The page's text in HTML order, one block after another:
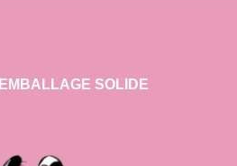
EMBALLAGE SOLIDE